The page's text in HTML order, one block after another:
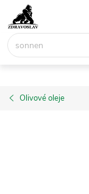
na
obsah
Olivové oleje